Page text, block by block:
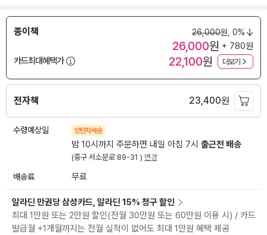
종이책 26,000원, 0%
26,000원 + 780원
카드최대혜택가
22,100원 더보기
전자책 23,400원
수령예상일 양탄자배송
밤 10시까지 주문하면 내일 아침 7시 출근전 배송
(중구 서소문로 89-31 ) 변경
배송료 무료
알라딘 만권당 삼성카드, 알라딘 15% 청구 할인
최대 1만원 또는 2만원 할인(전월 30만원 또는 60만원 이용 시) / 카드
발급월 +1개월까지는 전월 실적이 없어도 최대 1만원 혜택 제공